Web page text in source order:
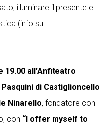
illuminare il presente e
(info su
19.00 all’Anfiteatro
di Castiglioncello
Ninarello, fondatore con
con “I offer myself to